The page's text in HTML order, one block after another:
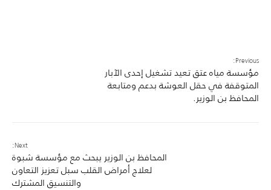
Previous:
مؤسسة مياه عتق تعيد تشغيل إحدى الآبار
المتوقفة في حقل العوشة بدعم ومتابعة
المحافظ بن الوزير.
Next:
المحافظ بن الوزير يبحث مع مؤسسة شبوة
لعلاج أمراض القلب سبل تعزيز التعاون
والتنسيق المشترك